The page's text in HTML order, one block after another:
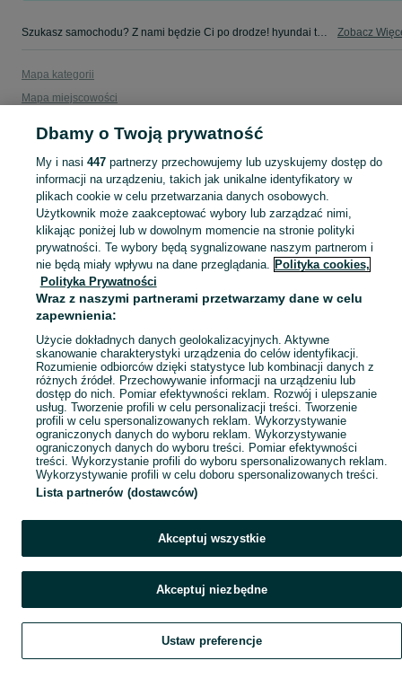
Szukasz samochodu? Z nami będzie Ci po drodze! hyundai tucson w Twojej okolicy - tylko w kategorii Samochody osobowe na OLX! Zobacz
Mapa kategorii
Mapa miejscowości
Popularne wyszukiwania
Szukaj Obserwujesz Dodaj Czat Konto
Dbamy o Twoją prywatność
My i nasi 447partnerzy przechowujemy lub uzyskujemy dostęp do
informacji na urządzeniu, takich jak unikalne identyfikatory w
plikach cookie w celu przetwarzania danych osobowych.
Użytkownik może zaakceptować wybory lub zarządzać nimi,
klikając poniżej lub w dowolnym momencie na stronie polityki
prywatności. Te wybory będą sygnalizowane naszym partnerom i
nie będą miały wpływu na dane przeglądania. Polityka cookies,
Polityka Prywatności
Wraz z naszymi partnerami przetwarzamy dane w celu
zapewnienia:
Użycie dokładnych danych geolokalizacyjnych. Aktywne
skanowanie charakterystyki urządzenia do celów identyfikacji.
Rozumienie odbiorców dzięki statystyce lub kombinacji danych z
różnych źródeł. Przechowywanie informacji na urządzeniu lub
dostęp do nich. Pomiar efektywności reklam. Rozwój i ulepszanie
usług. Tworzenie profili w celu personalizacji treści. Tworzenie
profili w celu spersonalizowanych reklam. Wykorzystywanie
ograniczonych danych do wyboru reklam. Wykorzystywanie
ograniczonych danych do wyboru treści. Pomiar efektywności
treści. Wykorzystanie profili do wyboru spersonalizowanych reklam.
Wykorzystywanie profili w celu doboru spersonalizowanych treści.
Lista partnerów (dostawców)
Akceptuj wszystkie
Akceptuj niezbędne
Ustaw preferencje